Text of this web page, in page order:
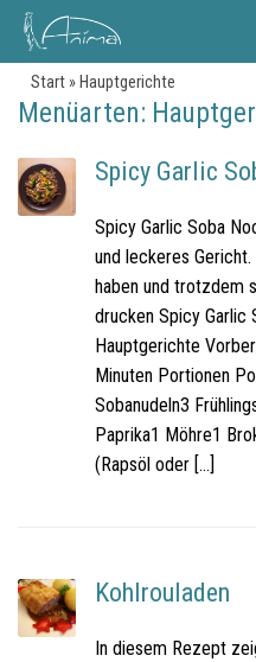
Start» Hauptgerichte
Menüarten:
Spicy Garlic
Spicy Garlic Soba
und leckeres
haben und trotzdem
drucken Spicy Garlic
Hauptgerichte
Minuten Portionen
Sobanudeln3
Paprika1 Möhre1
(Rapsöl oder […]
Kohlrouladen
In diesem Rezept